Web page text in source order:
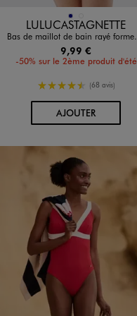
Disponible en 2 coloris
MARINE
LULUCASTAGNETTE
Bas de maillot de bain rayé forme culotte femme - LuluCastagnette
9,99 €
-50% sur le 2ème produit d'été
4.5/5 de moyenne
(68 avis)
AJOUTERAU PANIER